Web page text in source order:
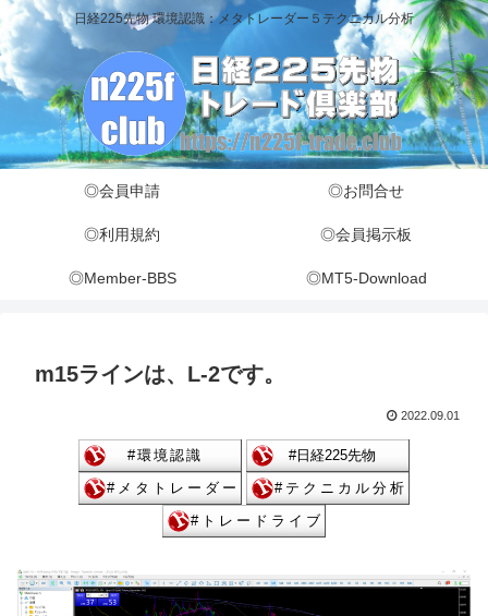
日経225先物 環境認識：メタトレーダー５テクニカル分析
◎会員申請 ◎お問合せ
◎利用規約 ◎会員掲示板
◎Member-BBS ◎MT5-Download
m15ラインは、L-2です。
2022.09.01